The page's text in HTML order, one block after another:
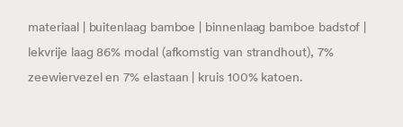
materiaal | buitenlaag bamboe | binnenlaag bamboe badstof |
lekvrije laag 86% modal (afkomstig van strandhout), 7%
zeewiervezel en 7% elastaan | kruis 100% katoen.